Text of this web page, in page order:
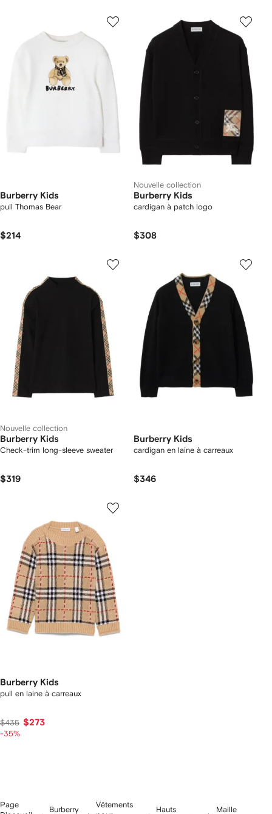
Burberry Kids
pull Thomas Bear
$214
Nouvelle collection
Burberry Kids
cardigan à patch logo
$308
Nouvelle collection
Burberry Kids
Check-trim long-sleeve sweater
$319
Burberry Kids
cardigan en laine à carreaux
$346
Burberry Kids
pull en laine à carreaux
$435 $273
-35%
Page
Burberry
Vêtements
Hauts
Maille